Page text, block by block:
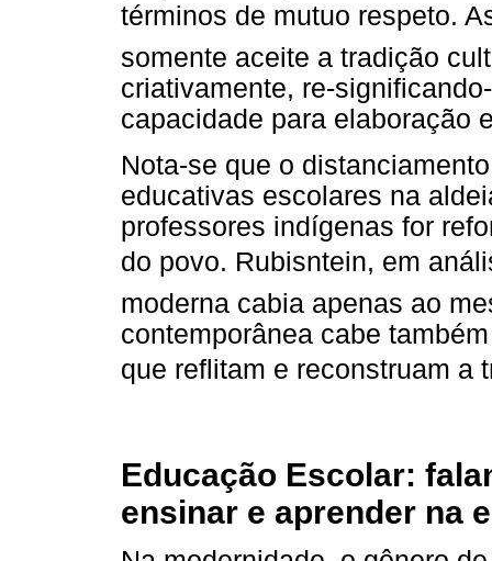
términos de mutuo respeto.
somente aceite a tradição
criativamente, re-
capacidade para elaboração
Nota-se que o
educativas escolares na
professores indígenas for
do povo. Rubisntein, em
moderna cabia apenas ao
contemporânea cabe
que reflitam e reconstruam a
Educação Escolar:
ensinar e aprender na